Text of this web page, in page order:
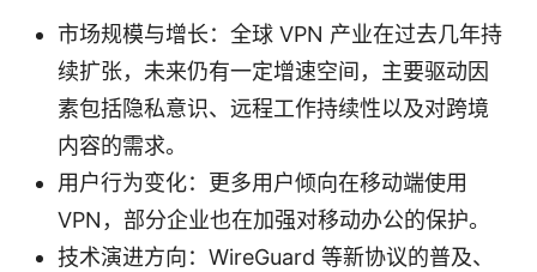
市场规模与增长：全球 VPN 产业在过去几年持
续扩张，未来仍有一定增速空间，主要驱动因
素包括隐私意识、远程工作持续性以及对跨境
内容的需求。
用户行为变化：更多用户倾向在移动端使用
VPN，部分企业也在加强对移动办公的保护。
技术演进方向：WireGuard 等新协议的普及、